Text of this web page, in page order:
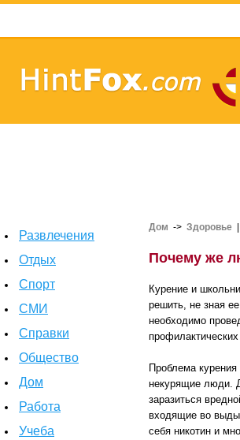
Развлечения
Отдых
Спорт
СМИ
Справки
Общество
Дом
Работа
Учеба
Дом -> Здоровье
Почему же
Курение и
решить, не зная
необходимо
Проблема
некурящие люди.
заразиться
входящие во
себя никотин и